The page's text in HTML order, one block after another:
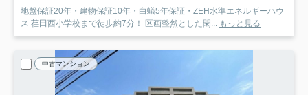
地盤保証20年・建物保証10年・白蟻5年保証・ZEH水準エネルギーハウ
ス 荏田西小学校まで徒歩約7分！ 区画整然とした閑... もっと見る
中古マンション